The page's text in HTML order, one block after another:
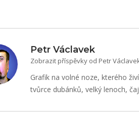
Petr Václavek
Zobrazit příspěvky od Petr
Grafik na volné noze, kterého
tvůrce dubánků, velký lenoch,